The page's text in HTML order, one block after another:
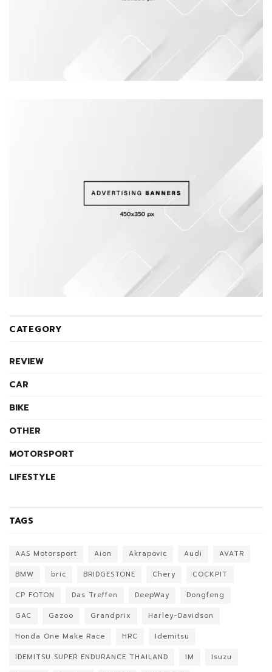
CATEGORY
REVIEW
CAR
BIKE
OTHER
MOTORSPORT
LIFESTYLE
TAGS
AAS Motorsport Aion Akrapovic Audi
AVATR
BMW
bric BRIDGESTONE Chery
COCKPIT
CP FOTON
Das Treffen DeepWay
Dongfeng
GAC
Gazoo Grandprix
Harley-Davidson
Honda One Make Race
HRC
Idemitsu
IDEMITSU SUPER ENDURANCE THAILAND
IM
Isuzu